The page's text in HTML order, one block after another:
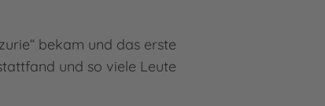
bekam und das erste
und so viele Leute